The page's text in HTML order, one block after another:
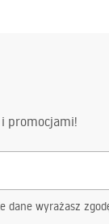
promocjami!
dane wyrażasz